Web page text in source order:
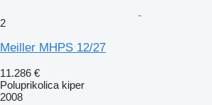
2
Meiller MHPS 12/27
11.286 €
Poluprikolica kiper
2008